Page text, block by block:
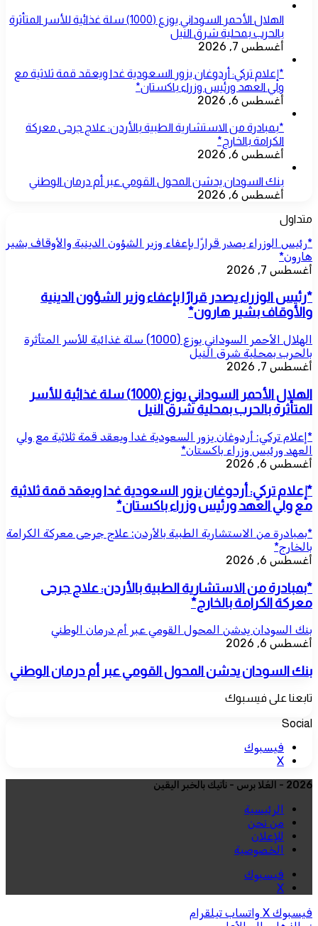
الهلال الأحمر السوداني يوزع (1000) سلة غذائية للأسر المتأثرة
بالحرب بمحلية شرق النيل
أغسطس 7, 2026
*إعلام تركي: أردوغان يزور السعودية غدا ويعقد قمة ثلاثية مع
ولي العهد ورئيس وزراء باكستان*
أغسطس 6, 2026
*بمبادرة من الاستشارية الطبية بالأردن: علاج جرحى معركة
الكرامة بالخارج*
أغسطس 6, 2026
بنك السودان يدشن المحول القومي عبر أم درمان الوطني
أغسطس 6, 2026
متداول
*رئيس الوزراء يصدر قرارًا بإعفاء وزير الشؤون الدينية والأوقاف بشير
هارون*
أغسطس 7, 2026
*رئيس الوزراء يصدر قرارًا بإعفاء وزير الشؤون الدينية
والأوقاف بشير هارون*
الهلال الأحمر السوداني يوزع (1000) سلة غذائية للأسر المتأثرة
بالحرب بمحلية شرق النيل
أغسطس 7, 2026
الهلال الأحمر السوداني يوزع (1000) سلة غذائية للأسر
المتأثرة بالحرب بمحلية شرق النيل
*إعلام تركي: أردوغان يزور السعودية غدا ويعقد قمة ثلاثية مع ولي
العهد ورئيس وزراء باكستان*
أغسطس 6, 2026
*إعلام تركي: أردوغان يزور السعودية غدا ويعقد قمة ثلاثية
مع ولي العهد ورئيس وزراء باكستان*
*بمبادرة من الاستشارية الطبية بالأردن: علاج جرحى معركة الكرامة
بالخارج*
أغسطس 6, 2026
*بمبادرة من الاستشارية الطبية بالأردن: علاج جرحى
معركة الكرامة بالخارج*
بنك السودان يدشن المحول القومي عبر أم درمان الوطني
أغسطس 6, 2026
بنك السودان يدشن المحول القومي عبر أم درمان الوطني
تابعنا على فيسبوك
Social
فيسبوك
‫X
2026 - العُلا برس - نأتيك بالخبر اليقين
الرئيسية
من نحن
للإعلان
الخصوصية
فيسبوك
‫X
فيسبوك ‫X واتساب تيلقرام